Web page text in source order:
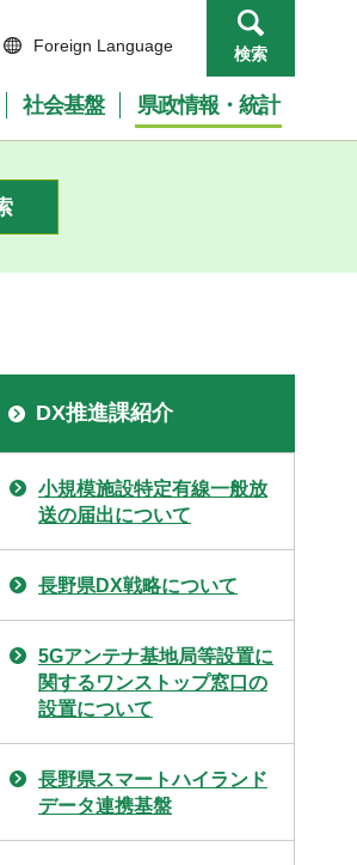
Foreign Language 検索
社会基盤 県政情報・統計
DX推進課紹介
小規模施設特定有線一般放
送の届出について
長野県DX戦略について
5Gアンテナ基地局等設置に
関するワンストップ窓口の
設置について
長野県スマートハイランド
データ連携基盤